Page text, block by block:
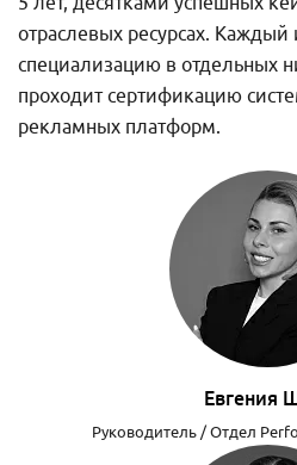
отраслевых ресурсах. Каждый
специализацию в отдельных
проходит сертификацию
рекламных платформ.
Евгения
Руководитель / Отдел